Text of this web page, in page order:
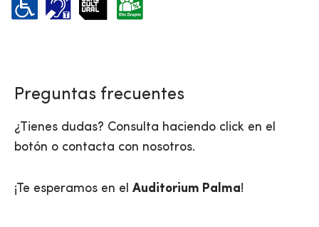
Preguntas frecuentes
¿Tienes dudas? Consulta haciendo click en el
botón o contacta con nosotros.
¡Te esperamos en el Auditorium Palma!